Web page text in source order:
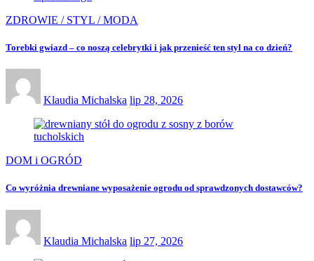
ZDROWIE / STYL / MODA
Torebki gwiazd – co noszą celebrytki i jak przenieść ten styl na co dzień?
Klaudia Michalska lip 28, 2026
DOM i OGRÓD
Co wyróżnia drewniane wyposażenie ogrodu od sprawdzonych dostawców?
Klaudia Michalska lip 27, 2026